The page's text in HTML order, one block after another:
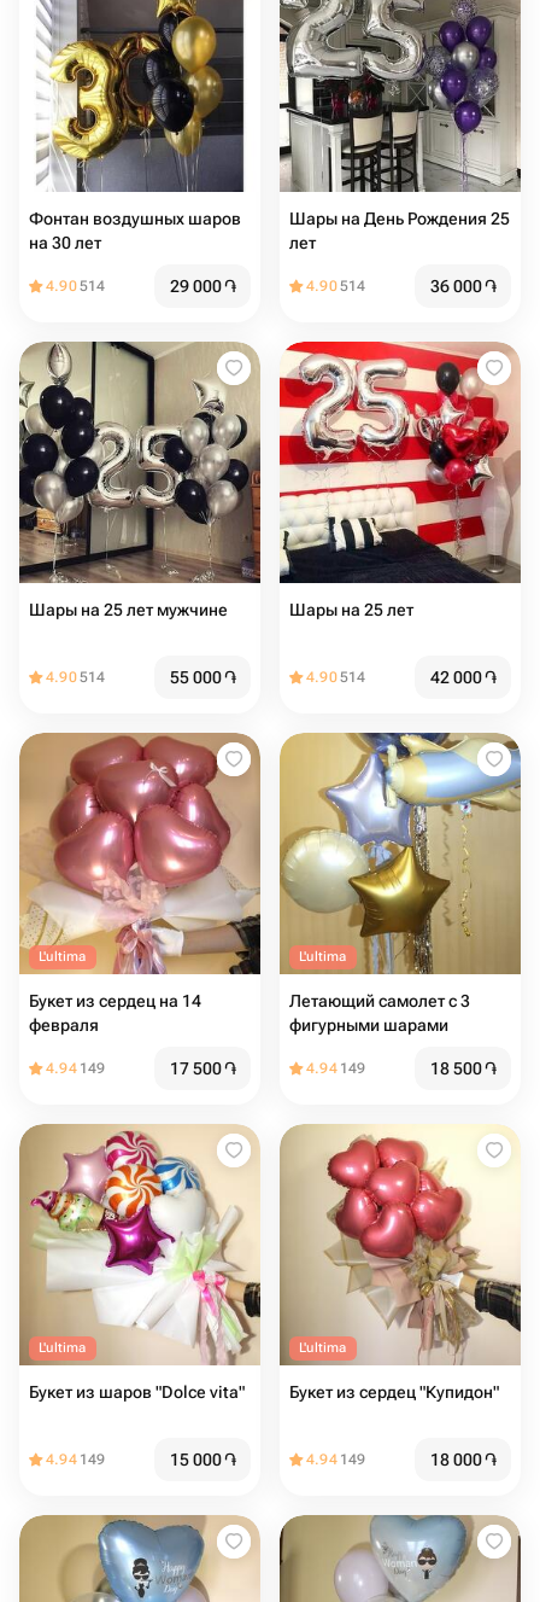
Фонтан воздушных шаров
на 30 лет
4.90514 29 000֏
Шары на День Рождения 25
лет
4.90514 36 000֏
Шары на 25 лет мужчине
4.90514 55 000֏
Шары на 25 лет
4.90514 42 000֏
L'ultima
Букет из сердец на 14
февраля
4.94 149 17 500֏
L'ultima
Летающий самолет с 3
фигурными шарами
4.94 149 18 500֏
L'ultima
Букет из шаров "Dolce vita"
4.94 149 15 000֏
L'ultima
Букет из сердец "Купидон"
4.94 149 18 000֏